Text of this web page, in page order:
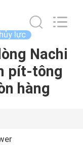
lực
Nachi
pít-tông
hàng